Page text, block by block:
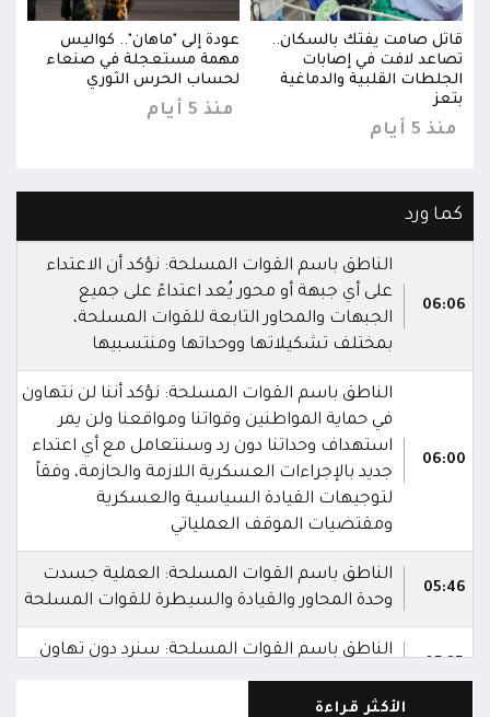
قاتل صامت يفتك بالسكان..
تصاعد لافت في إصابات
الجلطات القلبية والدماغية
بتعز
منذ 5 أيام
عودة إلى "ماهان".. كواليس
مهمة مستعجلة في صنعاء
لحساب الحرس الثوري
منذ 5 أيام
كما ورد
06:06
الناطق باسم القوات المسلحة: نؤكد أن الاعتداء
على أي جبهة أو محور يُعد اعتداءً على جميع
الجبهات والمحاور التابعة للقوات المسلحة،
بمختلف تشكيلاتها ووحداتها ومنتسبيها
06:00
الناطق باسم القوات المسلحة: نؤكد أننا لن نتهاون
في حماية المواطنين وقواتنا ومواقعنا ولن يمر
استهداف وحداتنا دون رد وسنتعامل مع أي اعتداء
جديد بالإجراءات العسكرية اللازمة والحازمة، وفقاً
لتوجيهات القيادة السياسية والعسكرية
ومقتضيات الموقف العملياتي
05:46
الناطق باسم القوات المسلحة: العملية جسدت
وحدة المحاور والقيادة والسيطرة للقوات المسلحة
الناطق باسم القوات المسلحة: سنرد دون تهاون
حال استمرت اعتداءات الحوثيين الغادرة
الأكثر قراءة